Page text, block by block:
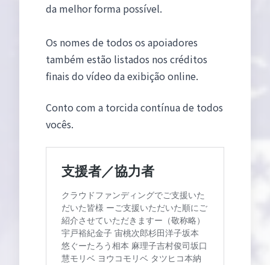
da melhor forma possível.
Os nomes de todos os apoiadores
também estão listados nos créditos
finais do vídeo da exibição online.
Conto com a torcida contínua de todos
vocês.